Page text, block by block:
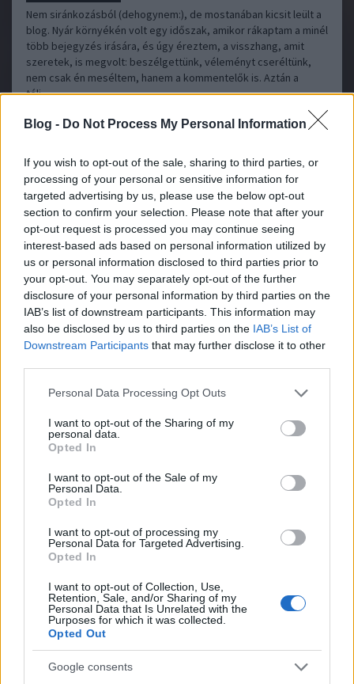
Blog - Do Not Process My Personal Information
If you wish to opt-out of the sale, sharing to third parties, or
processing of your personal or sensitive information for
targeted advertising by us, please use the below opt-out
section to confirm your selection. Please note that after your
opt-out request is processed you may continue seeing
interest-based ads based on personal information utilized by
us or personal information disclosed to third parties prior to
your opt-out. You may separately opt-out of the further
disclosure of your personal information by third parties on the
IAB’s list of downstream participants. This information may
also be disclosed by us to third parties on the IAB’s List of
Downstream Participants that may further disclose it to other
Please note that this website/app uses one or more Google
not limited to your visit or usage behaviour. You may click to
grant or deny consent to Google and its third-party tags to
use your data for below specified purposes in below Google
consent section.
Personal Data Processing Opt Outs
I want to opt-out of the Sharing of my
personal data.
Opted In
I want to opt-out of the Sale of my
Personal Data.
Opted In
I want to opt-out of processing my
Personal Data for Targeted Advertising.
Opted In
I want to opt-out of Collection, Use,
Retention, Sale, and/or Sharing of my
Personal Data that Is Unrelated with the
Purposes for which it was collected.
Opted Out
Google consents
Nem siránkozásból (dehogynem:), de mostanában kicsit leült a
blog. Nyár környékén volt egy időszak, amikor rákaptam a minél
több bejegyzés irására, és úgy éreztem, a visszhang, amit
szeretek, is megvolt: beszélgettünk, véleményt cseréltünk,
nem csak én meséltem, hanem a kommentelők is. Aztán a
téli…..
ainex
ainex 2015.05.07 19:29:29
@Hamster: Igen, nekem is hasonlóan pozitív a
tapasztalatom. A Musicstore-ban 12 próbafülkét
számoltam, de a Custom szekcióban nem is jártam. Van
némi sorállás, de hozzá lehet jutni. Én szinte egy fél napot
ott töltöttem két éve, 8-10 Gibson Les Pault
végigpróbáltam, mire kiválasztottam azt, amelyiket el is
vittem. Rettentő egy beetetős dolog egyébként: úgy
mentem oda, hogy maximum egy 780 eurós Tribute
változatot veszek, de mire kipróbáltam mindent, ami
ránézésre tetszett, rájöttem, hogy inkább a Standard kéne.
Az meg háromszor annyi... Szerencsére vittem magammal
két embert, ők kisegítettek, én meg utána törleszthettem
nekik egy ideig.
ainex 2015.05.07 22:09:42
@Hamster: Elhiszem. Én 93-94-ben még épp hogy csak
elkezdtem gitározni, de pár évvel később még nekem is
De egyre fogynak, és ami megvan még, az meg egyre
szegényesebb és egyre elavultabb készleteken igyekszik
hipermarketekkel. Az óriási készletekkel dolgozó, mindent
raktáron tartó, mindenhova szállító (és egyébként minden
tekintetben kiváló)
pengetőt is évek óta csak internetről veszek. Mondjuk öt-
hat évvel ezelőtt ugyanezt az átalakulást láttam
végbemenni modellvasút fronton is.
Parkolásasszisztens? Tolatóradar? Mind felesleges